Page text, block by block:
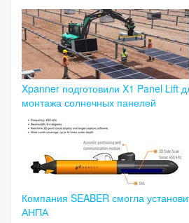
Xpanner подготовили X1 Panel Lift
монтажа солнечных панелей
Компания SEABER смогла
АНПА